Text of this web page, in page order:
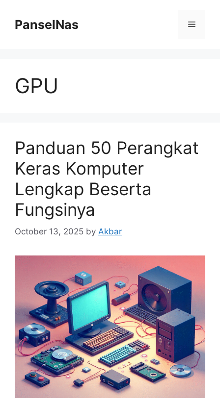
contentPanselNas Menu
GPU
Panduan 50 Perangkat
Keras Komputer
Lengkap Beserta
Fungsinya
October 13, 2025 by Akbar